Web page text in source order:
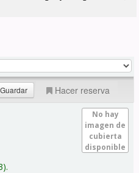
Hacer reserva
No hay
imagen de
cubierta
disponible